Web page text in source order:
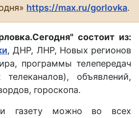
https://max.ru/gorlovka.
состоит из:
, ДНР, ЛНР, Новых регионов
программы телепередач
телеканалов), объявлений,
гороскопа.
газету можно во всех